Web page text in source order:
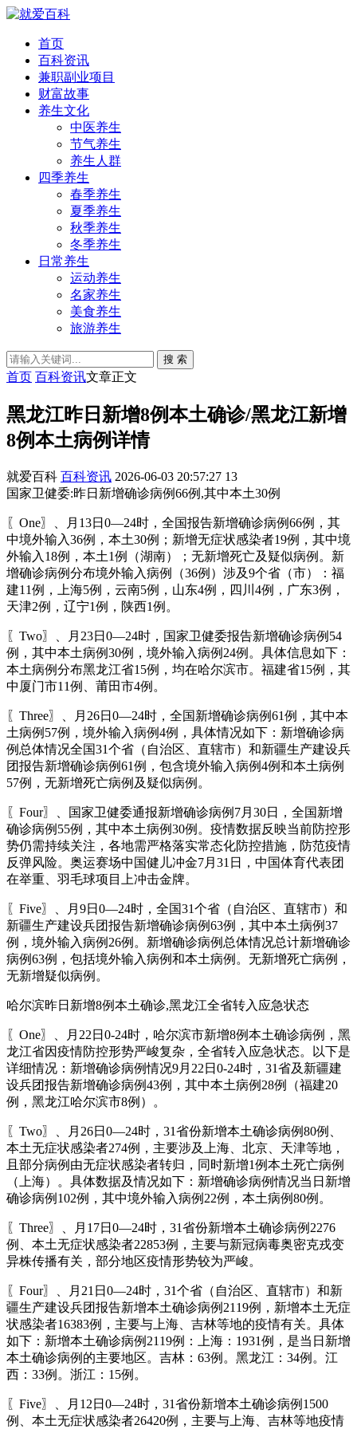
首页
百科资讯
兼职副业项目
财富故事
养生文化
中医养生
节气养生
养生人群
四季养生
春季养生
夏季养生
秋季养生
冬季养生
日常养生
运动养生
名家养生
美食养生
旅游养生
搜 索
首页 百科资讯文章正文
黑龙江昨日新增8例本土确诊/黑龙江新增
8例本土病例详情
就爱百科 百科资讯 2026-06-03 20:57:27 13
国家卫健委:昨日新增确诊病例66例,其中本土30例
〖One〗、月13日0—24时，全国报告新增确诊病例66例，其
中境外输入36例，本土30例；新增无症状感染者19例，其中境
外输入18例，本土1例（湖南）；无新增死亡及疑似病例。新
增确诊病例分布境外输入病例（36例）涉及9个省（市）：福
建11例，上海5例，云南5例，山东4例，四川4例，广东3例，
天津2例，辽宁1例，陕西1例。
〖Two〗、月23日0—24时，国家卫健委报告新增确诊病例54
例，其中本土病例30例，境外输入病例24例。具体信息如下：
本土病例分布黑龙江省15例，均在哈尔滨市。福建省15例，其
中厦门市11例、莆田市4例。
〖Three〗、月26日0—24时，全国新增确诊病例61例，其中本
土病例57例，境外输入病例4例，具体情况如下：新增确诊病
例总体情况全国31个省（自治区、直辖市）和新疆生产建设兵
团报告新增确诊病例61例，包含境外输入病例4例和本土病例
57例，无新增死亡病例及疑似病例。
〖Four〗、国家卫健委通报新增确诊病例7月30日，全国新增
确诊病例55例，其中本土病例30例。疫情数据反映当前防控形
势仍需持续关注，各地需严格落实常态化防控措施，防范疫情
反弹风险。奥运赛场中国健儿冲金7月31日，中国体育代表团
在举重、羽毛球项目上冲击金牌。
〖Five〗、月9日0—24时，全国31个省（自治区、直辖市）和
新疆生产建设兵团报告新增确诊病例63例，其中本土病例37
例，境外输入病例26例。新增确诊病例总体情况总计新增确诊
病例63例，包括境外输入病例和本土病例。无新增死亡病例，
无新增疑似病例。
哈尔滨昨日新增8例本土确诊,黑龙江全省转入应急状态
〖One〗、月22日0-24时，哈尔滨市新增8例本土确诊病例，黑
龙江省因疫情防控形势严峻复杂，全省转入应急状态。以下是
详细情况：新增确诊病例情况9月22日0-24时，31省及新疆建
设兵团报告新增确诊病例43例，其中本土病例28例（福建20
例，黑龙江哈尔滨市8例）。
〖Two〗、月26日0—24时，31省份新增本土确诊病例80例、
本土无症状感染者274例，主要涉及上海、北京、天津等地，
且部分病例由无症状感染者转归，同时新增1例本土死亡病例
（上海）。具体数据及情况如下：新增确诊病例情况当日新增
确诊病例102例，其中境外输入病例22例，本土病例80例。
〖Three〗、月17日0—24时，31省份新增本土确诊病例2276
例、本土无症状感染者22853例，主要与新冠病毒奥密克戎变
异株传播有关，部分地区疫情形势较为严峻。
〖Four〗、月21日0—24时，31个省（自治区、直辖市）和新
疆生产建设兵团报告新增本土确诊病例2119例，新增本土无症
状感染者16383例，主要与上海、吉林等地的疫情有关。具体
如下：新增本土确诊病例2119例：上海：1931例，是当日新增
本土确诊病例的主要地区。吉林：63例。黑龙江：34例。江
西：33例。浙江：15例。
〖Five〗、月12日0—24时，31省份新增本土确诊病例1500
例、本土无症状感染者26420例，主要与上海、吉林等地疫情